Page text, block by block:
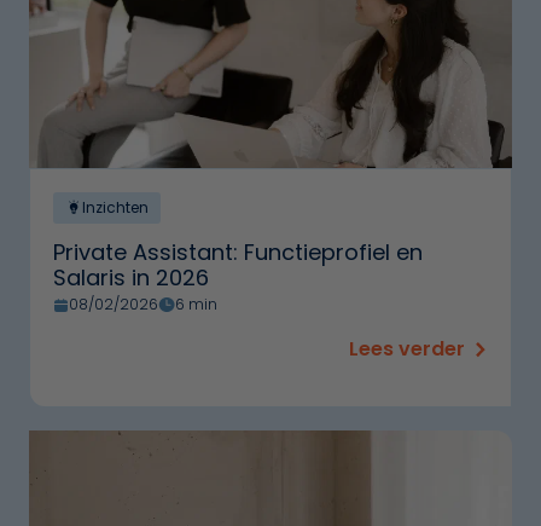
Inzichten
Private Assistant: Functieprofiel en
Salaris in 2026
08/02/2026 6 min
Lees verder